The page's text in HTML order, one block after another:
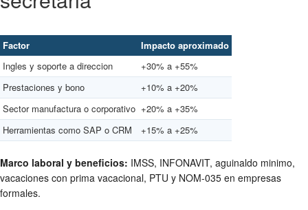
Factor
Impacto aproximado
Ingles y soporte a direccion
+30% a +55%
Prestaciones y bono
+10% a +20%
Sector manufactura o corporativo +20% a +35%
Herramientas como SAP o CRM
+15% a +25%
Marco laboral y beneficios: IMSS, INFONAVIT, aguinaldo minimo,
vacaciones con prima vacacional, PTU y NOM-035 en empresas
formales.